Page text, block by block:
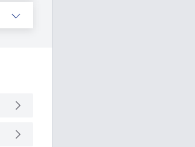
arrow_forward_ios
arrow_forward_ios